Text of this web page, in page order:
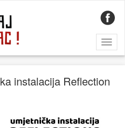
instalacija Reflection